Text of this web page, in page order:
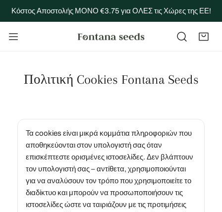
ΣΤΟ ΠΕΡΙΕΧΌΜΕΝΟ
Κόστος Αποστολής ΜΟΝΟ €3.75 για ΟΛΕΣ τις Χώρες της ΕΕ!
Πολιτική Cookies Fontana Seeds
Τα cookies είναι μικρά κομμάτια πληροφοριών που
αποθηκεύονται στον υπολογιστή σας όταν
επισκέπτεστε ορισμένες ιστοσελίδες. Δεν βλάπτουν
τον υπολογιστή σας – αντίθετα, χρησιμοποιούνται
για να αναλύσουν τον τρόπο που χρησιμοποιείτε το
διαδίκτυο και μπορούν να προσωποποιήσουν τις
ιστοσελίδες ώστε να ταιριάζουν με τις προτιμήσεις